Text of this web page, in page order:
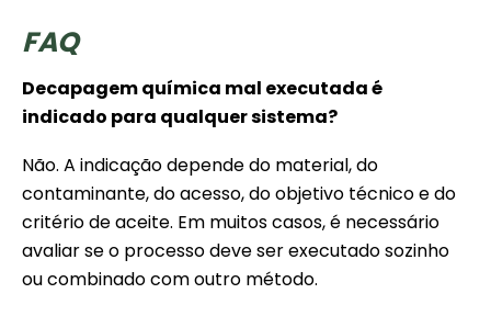
FAQ
Decapagem química mal executada é
indicado para qualquer sistema?
Não. A indicação depende do material, do
contaminante, do acesso, do objetivo técnico e do
critério de aceite. Em muitos casos, é necessário
avaliar se o processo deve ser executado sozinho
ou combinado com outro método.